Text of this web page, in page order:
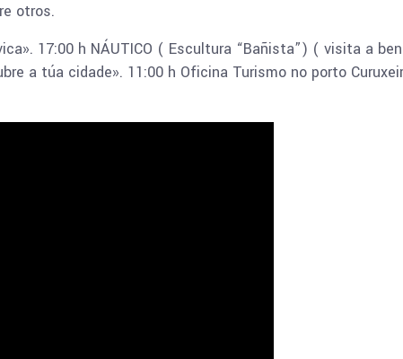
otros.
17:00 h NÁUTICO ( Escultura “Bañista”) ( visita a
a túa cidade». 11:00 h Oficina Turismo no porto